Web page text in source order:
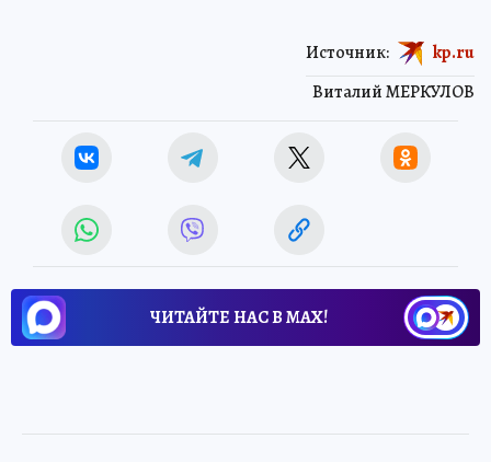
Виталий МЕРКУЛОВ
Источник: kp.ru
ЧИТАЙТЕ НАС В МАХ!